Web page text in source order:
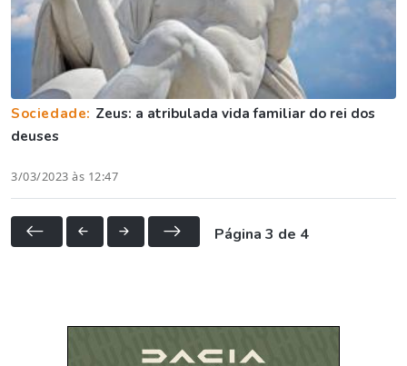
Sociedade: Zeus: a atribulada vida familiar do rei dos
deuses
3/03/2023 às 12:47
Página 3 de 4